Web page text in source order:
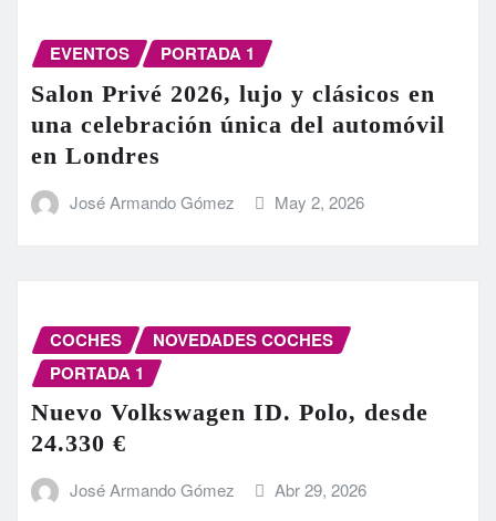
EVENTOS PORTADA 1
Salon Privé 2026, lujo y clásicos en
una celebración única del automóvil
en Londres
José Armando Gómez May 2, 2026
COCHES
NOVEDADES COCHES
PORTADA 1
Nuevo Volkswagen ID. Polo, desde
24.330 €
José Armando Gómez Abr 29, 2026